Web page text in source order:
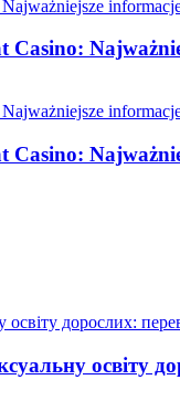
Casino:
Casino:
освіту